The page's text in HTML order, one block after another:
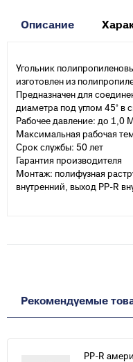
Описание
Угольник
изготовлен из
Предназначен для
диаметра под углом 45° в
Рабочее давление: до 1,0
Максимальная рабочая
Срок службы: 50 лет
Гарантия производителя
Монтаж: полифузная
внутренний, выход PP-R
Рекомендуемые
PP-R